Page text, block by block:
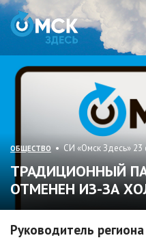
ОБЩЕСТВО • СИ «Омск Здесь» 23
ТРАДИЦИОННЫЙ
ОТМЕНЕН ИЗ-ЗА
Руководитель